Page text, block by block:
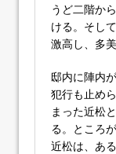
うど二階か
ける。そし
激高し、多
邸内に陣内
犯行も止め
まった近松
る。ところ
近松は、あ